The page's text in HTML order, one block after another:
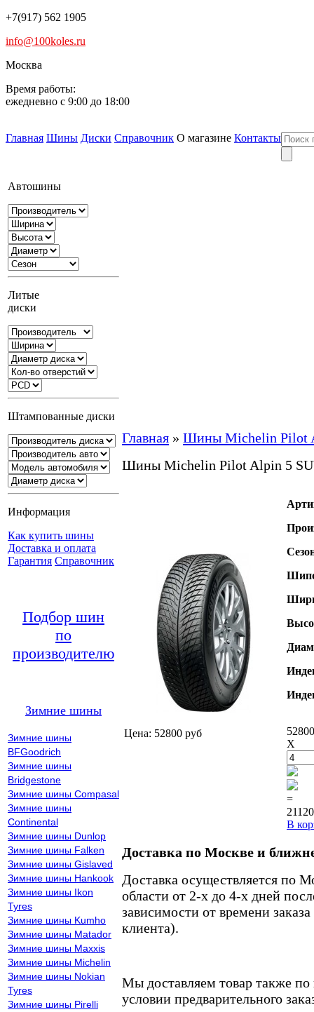
+7(917) 562 1905
info@100koles.ru
Москва
Время работы:
ежедневно с 9:00 до 18:00
Главная Шины Диски Справочник О магазине Контакты
Автошины
Литые
диски
Штампованные диски
Информация
Как купить шины
Доставка и оплата
Гарантия Справочник
Подбор шин
по
производителю
Зимние шины
Зимние шины
BFGoodrich
Зимние шины
Bridgestone
Зимние шины Compasal
Зимние шины
Continental
Зимние шины Dunlop
Зимние шины Falken
Зимние шины Gislaved
Зимние шины Hankook
Зимние шины Ikon
Tyres
Зимние шины Kumho
Зимние шины Matador
Зимние шины Maxxis
Зимние шины Michelin
Зимние шины Nokian
Tyres
Зимние шины Pirelli
Главная » Шины Michelin Pilot
Шины Michelin Pilot Alpin 5
Цена: 52800 руб
X
=
В
Доставка по Москве и
Доставка осуществляется по
области от 2-х до 4-х дней
зависимости от времени
клиента).
Мы доставляем товар также
условии предварительного